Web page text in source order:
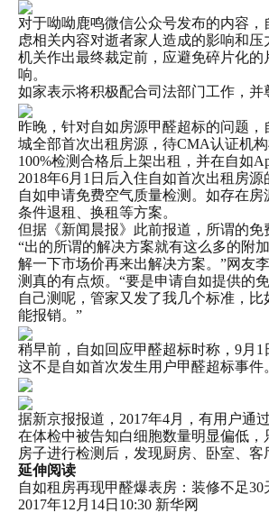
对于呦呦鹿鸣微信公众号发布的内容
虑相关内容对逝者家人造成的影响和
机关作出最终裁定前，应避免碎片化
响。
如家表示将积极配合司法部门工作，
昨晚，针对自如房源甲醛超标的问题，
城全部首次出租房源，待CMA认证机
100%检测合格后上架出租，并在自如
2018年6月1日后入住自如首次出租房
自如申请免费空气质量检测。如存在
条件退租、换租等方案。
但据《新闻晨报》此前报道，所谓的
“出的所谓的解决方案就有这么多的附
解一下市场价再来出解决方案。”网友
测真的有点烦。“要是申请自如提供的
自己测呢，管家又发了我几个标准，
能报销。”
稍早前，自如回应甲醛超标时称，9月
这不是自如首次发生用户甲醛超标事件
据新京报报道，2017年4月，有用户通
在体检中被告知白细胞数量明显偏低
房子进行检测后，发现厨房、卧室、
延伸阅读
自如租房再现甲醛爆表房：装修不足30
2017年12月14日10:30 新华网